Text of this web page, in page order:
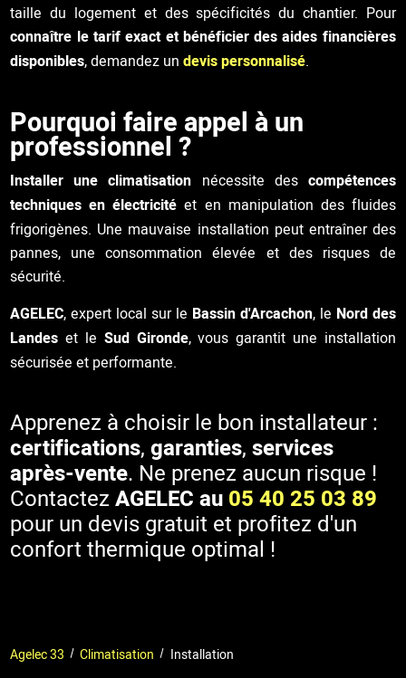
taille du logement et des spécificités du chantier. Pour
connaître le tarif exact et bénéficier des aides financières
disponibles, demandez undevis personnalisé.
Pourquoi faire appel à un
professionnel ?
Installer une climatisation nécessite des compétences
techniques en électricité et en manipulation des fluides
frigorigènes. Une mauvaise installation peut entraîner des
pannes, une consommation élevée et des risques de
sécurité.
AGELEC, expert local sur le Bassin d'Arcachon, le Nord des
Landes et le Sud Gironde, vous garantit une installation
sécurisée et performante.
Apprenez à choisir le bon installateur :
certifications,garanties,services
après-vente. Ne prenez aucun risque !
ContactezAGELEC au 05 40 25 03 89
pour un devis gratuit et profitez d'un
confort thermique optimal !
Agelec 33 Climatisation Installation